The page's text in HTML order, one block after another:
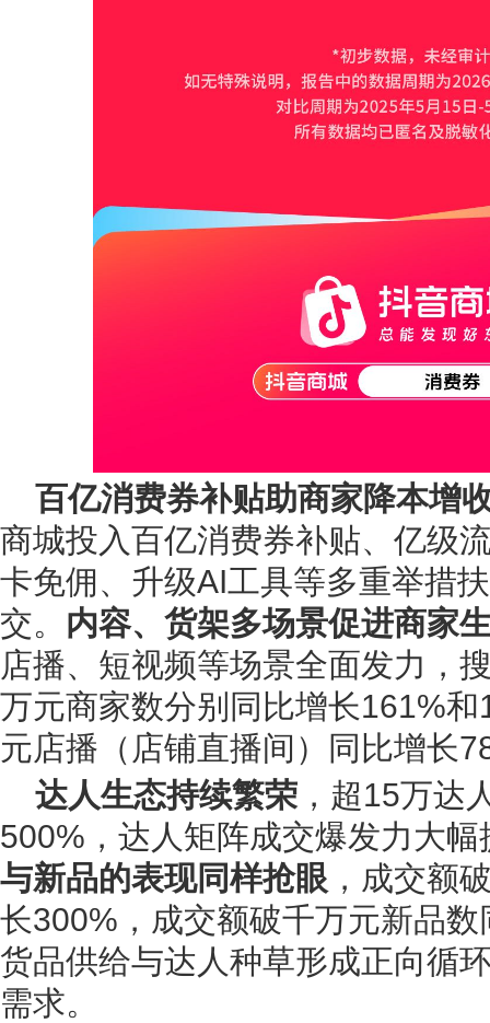
百亿消费券补贴助商家降本增
商城投入百亿消费券补贴、亿级
卡免佣、升级AI工具等多重举措
交。 内容、货架多场景促进商家
店播、短视频等场景全面发力，
万元商家数分别同比增长161%
元店播（店铺直播间）同比增长
达人生态持续繁荣 ，超15万达
500%，达人矩阵成交爆发力大
与新品的表现同样抢眼 ，成交额
长300%，成交额破千万元新品
货品供给与达人种草形成正向循
需求。